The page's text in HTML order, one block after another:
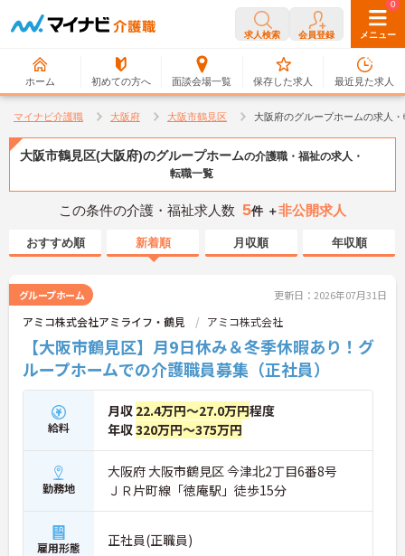
求人検索 会員登録 メニュー
ホーム 初めての方へ 面談会場一覧
0
保存した求人
0
最近見た求人
マイナビ介護職 大阪府 大阪市鶴見区 大阪府のグループホームの求人
大阪市鶴見区(大阪府)のグループホームの介護職・福祉の求人・
転職一覧
この条件の介護・福祉求人数 5件 ＋非公開求人
おすすめ順 新着順 月収順 年収順
グループホーム 更新日：2026年07月31日
アミコ株式会社アミライフ・鶴見 アミコ株式会社
【大阪市鶴見区】月9日休み＆冬季休暇あり！グ
ループホームでの介護職員募集（正社員）
給料
月収 22.4万円～27.0万円程度
年収320万円～375万円
勤務地
大阪府 大阪市鶴見区 今津北2丁目6番8号
ＪＲ片町線「徳庵駅」徒歩15分
雇用形態 正社員(正職員)